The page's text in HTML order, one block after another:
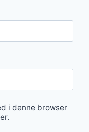
i denne browser